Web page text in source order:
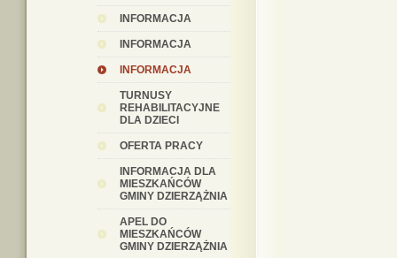
INFORMACJA
INFORMACJA
INFORMACJA
TURNUSY
REHABILITACYJNE
DLA DZIECI
OFERTA PRACY
INFORMACJA DLA
MIESZKAŃCÓW
GMINY DZIERZĄŻNIA
APEL DO
MIESZKAŃCÓW
GMINY DZIERZĄŻNIA